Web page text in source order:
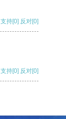
支持[0] 反对[0]
支持[0] 反对[0]